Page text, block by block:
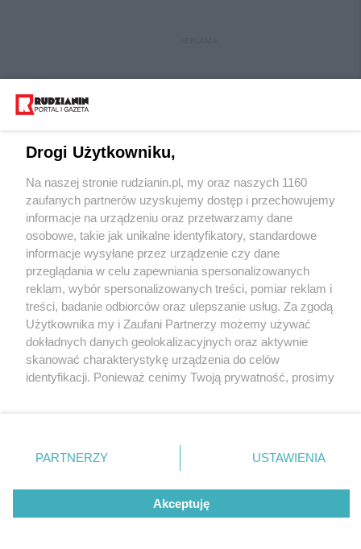
Wydawca mediów lokalnych
Nie zapomnij
zapoznać się z:
polityką prywatności regulamin korzystania z portali
Twojemiasto
Piekary Śląskie
Chorzów
Tarnowskie Góry
Gliwice
Skontakuj sięz nami
Kontakt
Wydawca
Redakcja
Drogi Użytkowniku,
Na naszej stronie rudzianin.pl, my oraz naszych 1160
zaufanych partnerów uzyskujemy dostęp i przechowujemy
informacje na urządzeniu oraz przetwarzamy dane
osobowe, takie jak unikalne identyfikatory, standardowe
informacje wysyłane przez urządzenie czy dane
przeglądania w celu zapewniania spersonalizowanych
reklam, wybór spersonalizowanych treści, pomiar reklam i
treści, badanie odbiorców oraz ulepszanie usług. Za zgodą
Użytkownika my i Zaufani Partnerzy możemy używać
dokładnych danych geolokalizacyjnych oraz aktywnie
skanować charakterystykę urządzenia do celów
identyfikacji. Ponieważ cenimy Twoją prywatność, prosimy
prywatności znajdujący się w lewym dolnym rogu strony
. Niektóre rodzaje przetwarzania danych nie wymagają
zgody użytkownika, ale masz prawo sprzeciwić się
takiemu przetwarzaniu. Preferencje będą miały
zastosowania tylko na tej witrynie.
PARTNERZY USTAWIENIA
Akceptuję